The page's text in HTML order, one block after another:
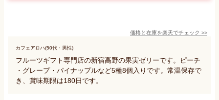
価格と在庫を楽天でチェック >>
カフェアロハ(50代・男性)
フルーツギフト専門店の新宿高野の果実ゼリーです。ピーチ
・グレープ・パイナップルなど5種8個入りです。常温保存で
き、賞味期限は180日です。